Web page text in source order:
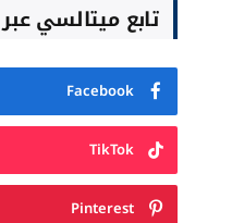
تابع ميتالسي عبر
Facebook
TikTok
Pinterest